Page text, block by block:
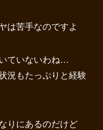
は苦手なのですよ
ていないわね…
況もたっぷりと経験
りにあるのだけど